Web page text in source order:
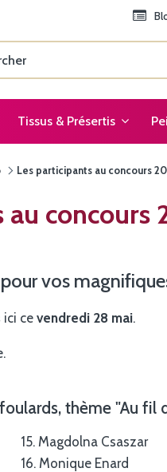
Tissus & Présertis
Les participants au concours
au concours
vos
ici ce vendredi 28 mai.
thème "Au fil
15. Magdolna Csaszar
16. Monique Enard